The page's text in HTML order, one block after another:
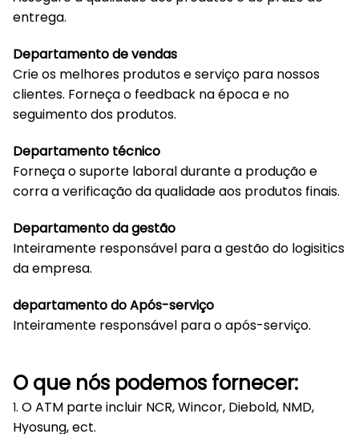
entrega.
Departamento de vendas
Crie os melhores produtos e serviço para nossos
clientes. Forneça o feedback na época e no
seguimento dos produtos.
Departamento técnico
Forneça o suporte laboral durante a produção e
corra a verificação da qualidade aos produtos finais.
Departamento da gestão
Inteiramente responsável para a gestão do logisitics
da empresa.
departamento do Após-serviço
Inteiramente responsável para o após-serviço.
O que nós podemos fornecer:
1. O ATM parte incluir NCR, Wincor, Diebold, NMD,
Hyosung, ect.